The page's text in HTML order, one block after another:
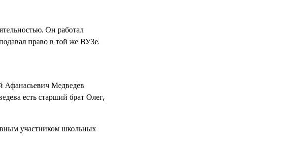
Он работал
право в той же ВУЗе.
Афанасьевич Медведев
есть старший брат Олег,
участником школьных